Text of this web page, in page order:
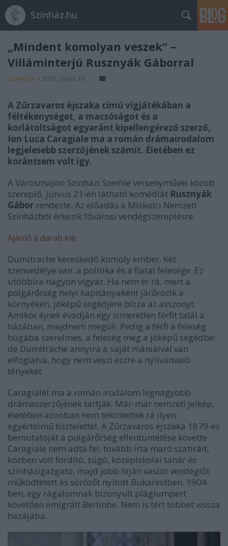
Színház.hu
„Mindent komolyan veszek” –
Villáminterjú Rusznyák Gáborral
szinhazhu • 2016. június 19.
A Zűrzavaros éjszaka című vígjátékában a
féltékenységet, a macsóságot és a
korlátoltságot egyaránt kipellengérező szerző,
Ion Luca Caragiale ma a román drámairodalom
legjelesebb szerzőjének számít. Életében ez
korántsem volt így.
A Városmajori Színházi Szemle versenyművei között
szereplő, június 21-én látható komédiát Rusznyák
Gábor rendezte. Az előadás a Miskolci Nemzeti
Színházból érkezik fővárosi vendégszereplésre.
Ajánló a darab elé:
Dumitrache kereskedő komoly ember. Két
szenvedélye van: a politika és a fiatal felesége. Ez
utóbbira nagyon vigyáz. Ha nem ér rá, mert a
polgárőrség helyi kapitányaként járőrözik a
környéken, jóképű segédjére bízza az asszonyt.
Amikor éjnek évadján egy ismeretlen férfit talál a
házában, majdnem megöli. Pedig a férfi a feleség
húgába szerelmes, a feleség meg a jóképű segédbe;
de Dumitrache annyira a saját mániáival van
elfoglalva, hogy nem veszi észre a nyilvánvaló
tényeket.
Caragialét ma a román irodalom legnagyobb
drámaszerzőjének tartják. Már-már nemzeti jelkép,
életében azonban nem tekintettek rá ilyen
egyértelmű tisztelettel. A Zűrzavaros éjszaka 1879-es
bemutatóját a polgárőrség ellentüntetése követte.
Caragiale nem adta fel, tovább írta maró szatíráit,
közben volt fordító, súgó, középiskolai tanár és
színházigazgató, majd jobb híján vasúti vendéglőt
működtetett és sörözőt nyitott Bukarestben. 1904-
ben, egy rágalomnak bizonyult plágiumpert
követően emigrált Berlinbe. Nem is tért többet vissza
hazájába.